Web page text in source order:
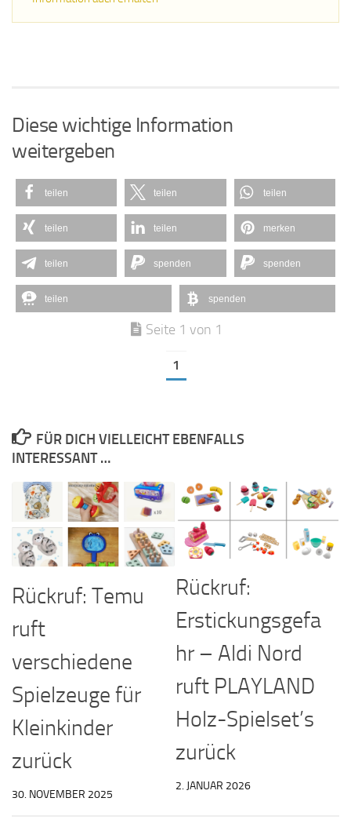
Diese wichtige Information
weitergeben
teilen teilen teilen
teilen teilen merken
teilen spenden spenden
teilen spenden
Seite 1 von 1
1
FÜR DICH VIELLEICHT EBENFALLS
INTERESSANT …
Rückruf: Temu
ruft
verschiedene
Spielzeuge für
Kleinkinder
zurück
30. NOVEMBER 2025
Rückruf:
Erstickungsgefa
hr – Aldi Nord
ruft PLAYLAND
Holz-Spielset’s
zurück
2. JANUAR 2026